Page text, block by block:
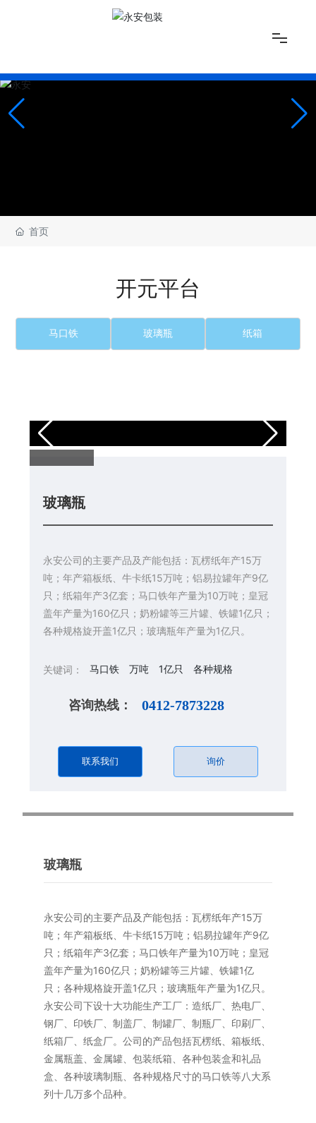
网站首页
首页
开元平台
马口铁 玻璃瓶 纸箱
玻璃瓶
永安公司的主要产品及产能包括：瓦楞纸年产15万
吨；年产箱板纸、牛卡纸15万吨；铝易拉罐年产9亿
只；纸箱年产3亿套；马口铁年产量为10万吨；皇冠
盖年产量为160亿只；奶粉罐等三片罐、铁罐1亿只；
各种规格旋开盖1亿只；玻璃瓶年产量为1亿只。
关键词： 马口铁 万吨 1亿只 各种规格
咨询热线： 0412-7873228
联系我们 询价
玻璃瓶
永安公司的主要产品及产能包括：瓦楞纸年产15万
吨；年产箱板纸、牛卡纸15万吨；铝易拉罐年产9亿
只；纸箱年产3亿套；马口铁年产量为10万吨；皇冠
盖年产量为160亿只；奶粉罐等三片罐、铁罐1亿
只；各种规格旋开盖1亿只；玻璃瓶年产量为1亿只。
永安公司下设十大功能生产工厂：造纸厂、热电厂、
钢厂、印铁厂、制盖厂、制罐厂、制瓶厂、印刷厂、
纸箱厂、纸盒厂。公司的产品包括瓦楞纸、箱板纸、
金属瓶盖、金属罐、包装纸箱、各种包装盒和礼品
盒、各种玻璃制瓶、各种规格尺寸的马口铁等八大系
列十几万多个品种。